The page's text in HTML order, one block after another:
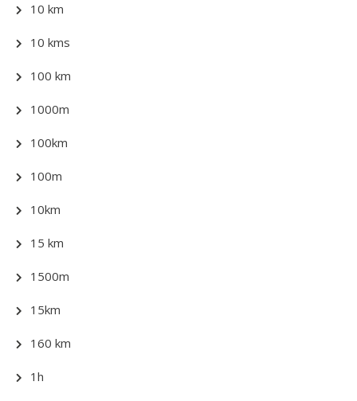
10 km
10 kms
100 km
1000m
100km
100m
10km
15 km
1500m
15km
160 km
1h